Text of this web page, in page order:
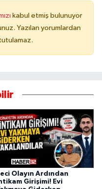
kabul etmiş bulunuyor
Yazılan yorumlardan
Olayın Ardından
Girişimi! Evi